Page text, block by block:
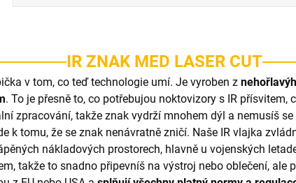
IR ZNAK MED LASER CUT
v tom, co teď technologie umí. Je vyroben z
. To je přesně to, co potřebujou noktovizory s IR přísvitem,
zpracování, takže znak vydrží mnohem dýl a nemusíš
k tomu, že se znak nenávratně zničí. Naše IR vlajka
nákladových prostorech, hlavně u vojenských
takže to snadno připevníš na výstroj nebo oblečení, ale